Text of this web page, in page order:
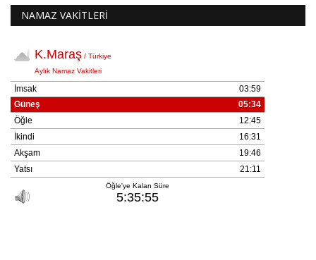
NAMAZ VAKİTLERİ